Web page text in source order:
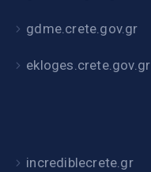
gdme.crete.gov.gr
ekloges.crete.gov.gr
incrediblecrete.gr